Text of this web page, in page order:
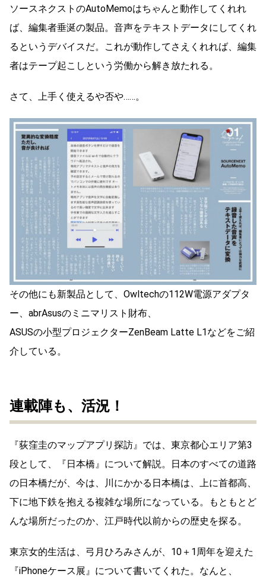
ソースネクストのAutoMemoはちゃんと動作してくれれ
ば、編集者垂涎の製品。音声をテキストデータにしてくれ
るというデバイスだ。これが動作してさえくれれば、編集
者はテープ起こしという労働から解き放たれる。
さて、上手く使えるや否や……。
その他にも新製品として、Owltechの112W電源アダプタ
ー、abrAsusのミニマリスト財布、
ASUSの小型プロジェクターZenBeam Latte L1などをご紹
介している。
連載陣も、活況！
『荻窪圭のマップアプリ探訪』では、東京都心エリア第3
段として、『日本橋』について解説。日本のすべての道路
の日本橋だが、今は、川にかかる日本橋は、上に首都高、
下に地下鉄を抱える複雑な場所になっている。もともとど
んな場所だったのか、江戸時代以前からの歴史を探る。
東京女的生活は、弓月ひろみさんが、10＋1周年を迎えた
『iPhoneケース展』について書いてくれた。なんと、